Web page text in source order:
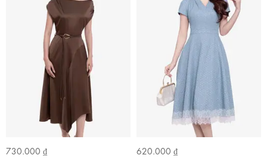
730.000 ₫
620.000 ₫